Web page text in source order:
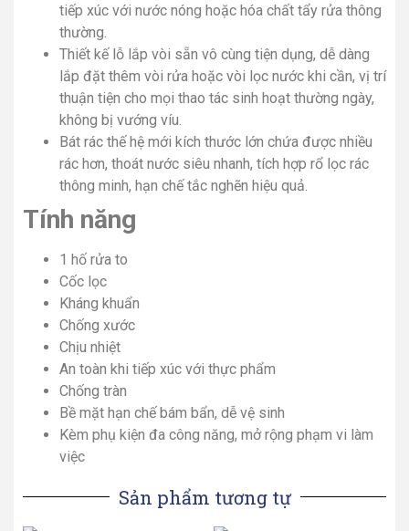
tiếp xúc với nước nóng hoặc hóa chất tẩy rửa thông
thường.
Thiết kế lỗ lắp vòi sẵn vô cùng tiện dụng, dễ dàng
lắp đặt thêm vòi rửa hoặc vòi lọc nước khi cần, vị trí
thuận tiện cho mọi thao tác sinh hoạt thường ngày,
không bị vướng víu.
Bát rác thế hệ mới kích thước lớn chứa được nhiều
rác hơn, thoát nước siêu nhanh, tích hợp rổ lọc rác
thông minh, hạn chế tắc nghẽn hiệu quả.
Tính năng
1 hố rửa to
Cốc lọc
Kháng khuẩn
Chống xước
Chịu nhiệt
An toàn khi tiếp xúc với thực phẩm
Chống tràn
Bề mặt hạn chế bám bẩn, dễ vệ sinh
Kèm phụ kiện đa công năng, mở rộng phạm vi làm
việc
Sản phẩm tương tự